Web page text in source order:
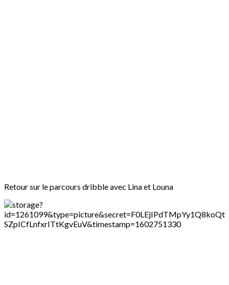
Retour sur le parcours dribble avec Lina et Louna